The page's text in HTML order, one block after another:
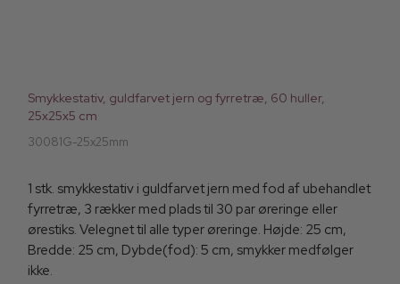
Smykkestativ, guldfarvet jern og fyrretræ, 60 huller,
25x25x5 cm
30081G-25x25mm
1 stk. smykkestativ i guldfarvet jern med fod af ubehandlet
fyrretræ, 3 rækker med plads til 30 par øreringe eller
ørestiks. Velegnet til alle typer øreringe. Højde: 25 cm,
Bredde: 25 cm, Dybde(fod): 5 cm, smykker medfølger
ikke.